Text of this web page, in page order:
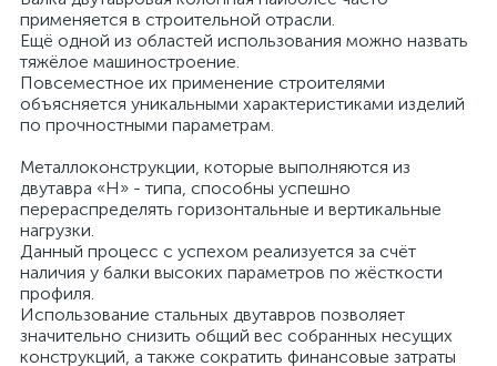
применяется в строительной отрасли.
Ещё одной из областей использования можно назвать
тяжёлое машиностроение.
Повсеместное их применение строителями
объясняется уникальными характеристиками изделий
по прочностными параметрам.
Металлоконструкции, которые выполняются из
двутавра «Н» - типа, способны успешно
перераспределять горизонтальные и вертикальные
нагрузки.
Данный процесс с успехом реализуется за счёт
наличия у балки высоких параметров по жёсткости
профиля.
Использование стальных двутавров позволяет
значительно снизить общий вес собранных несущих
конструкций, а также сократить финансовые затраты